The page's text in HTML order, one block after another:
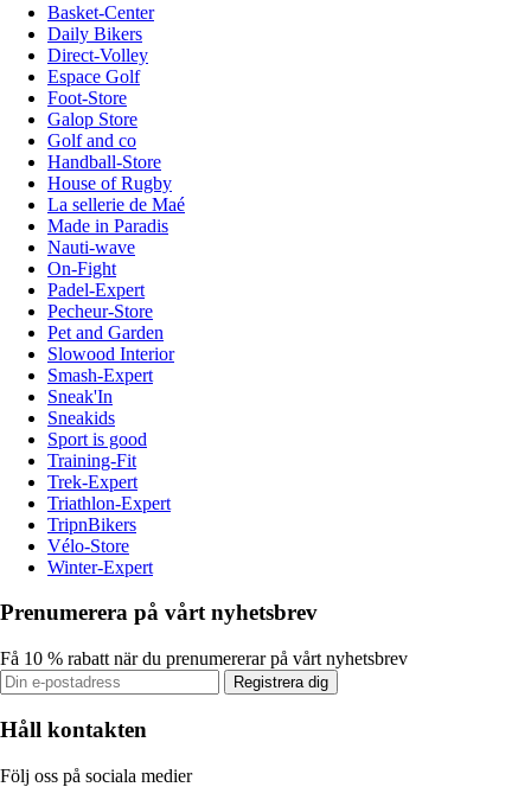
Basket-Center
Daily Bikers
Direct-Volley
Espace Golf
Foot-Store
Galop Store
Golf and co
Handball-Store
House of Rugby
La sellerie de Maé
Made in Paradis
Nauti-wave
On-Fight
Padel-Expert
Pecheur-Store
Pet and Garden
Slowood Interior
Smash-Expert
Sneak'In
Sneakids
Sport is good
Training-Fit
Trek-Expert
Triathlon-Expert
TripnBikers
Vélo-Store
Winter-Expert
Prenumerera på vårt nyhetsbrev
Få 10 % rabatt när du prenumererar på vårt nyhetsbrev
Registrera dig
Håll kontakten
Följ oss på sociala medier